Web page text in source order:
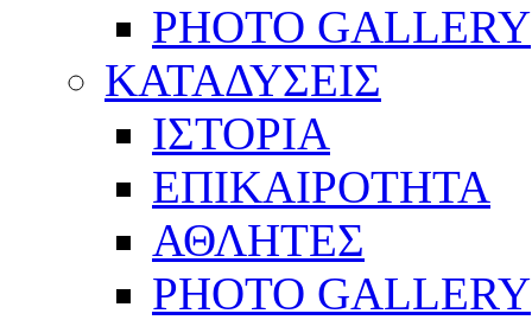
PHOTO GALLERY
ΚΑΤΑΔΥΣΕΙΣ
ΙΣΤΟΡΙΑ
ΕΠΙΚΑΙΡΟΤΗΤΑ
ΑΘΛΗΤΕΣ
PHOTO GALLERY